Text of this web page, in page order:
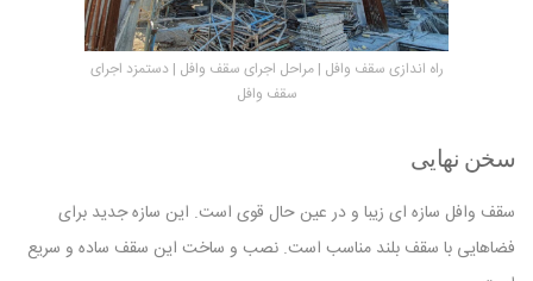
راه اندازی سقف وافل | مراحل اجرای سقف وافل | دستمزد اجرای
سقف وافل
سخن نهایی
سقف وافل سازه ای زیبا و در عین حال قوی است. این سازه جدید برای
فضاهایی با سقف بلند مناسب است. نصب و ساخت این سقف ساده و سریع